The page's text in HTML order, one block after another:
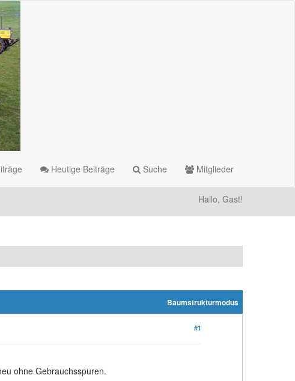
Heutige Beiträge Suche Mitglieder
Hallo, Gast!
Baumstrukturmodus
#1
ohne Gebrauchsspuren.